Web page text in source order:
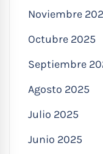
Noviembre
Octubre 2025
Septiembre
Agosto 2025
Julio 2025
Junio 2025